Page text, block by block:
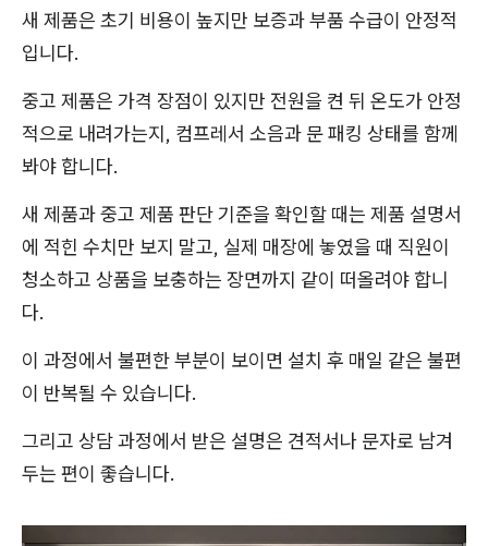
새 제품은 초기 비용이 높지만 보증과 부품 수급이 안정적
입니다.
중고 제품은 가격 장점이 있지만 전원을 켠 뒤 온도가 안정
적으로 내려가는지, 컴프레서 소음과 문 패킹 상태를 함께
봐야 합니다.
새 제품과 중고 제품 판단 기준을 확인할 때는 제품 설명서
에 적힌 수치만 보지 말고, 실제 매장에 놓였을 때 직원이
청소하고 상품을 보충하는 장면까지 같이 떠올려야 합니
다.
이 과정에서 불편한 부분이 보이면 설치 후 매일 같은 불편
이 반복될 수 있습니다.
그리고 상담 과정에서 받은 설명은 견적서나 문자로 남겨
두는 편이 좋습니다.